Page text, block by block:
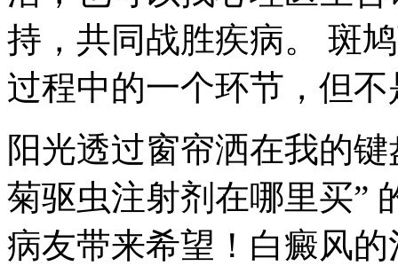
持，共同战胜疾病。 斑
过程中的一个环节，但
阳光透过窗帘洒在我的
菊驱虫注射剂在哪里买”
病友带来希望！白癜风